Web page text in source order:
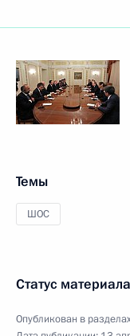
Темы
ШОС
Статус материала
Опубликован в